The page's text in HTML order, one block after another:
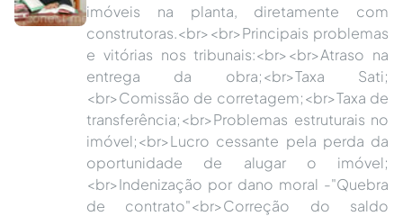
imóveis na planta, diretamente com
construtoras.<br><br>Principais problemas
e vitórias nos tribunais:<br><br>Atraso na
entrega da obra;<br>Taxa Sati;
<br>Comissão de corretagem;<br>Taxa de
transferência;<br>Problemas estruturais no
imóvel;<br>Lucro cessante pela perda da
oportunidade de alugar o imóvel;
<br>Indenização por dano moral -"Quebra
de contrato"<br>Correção do saldo